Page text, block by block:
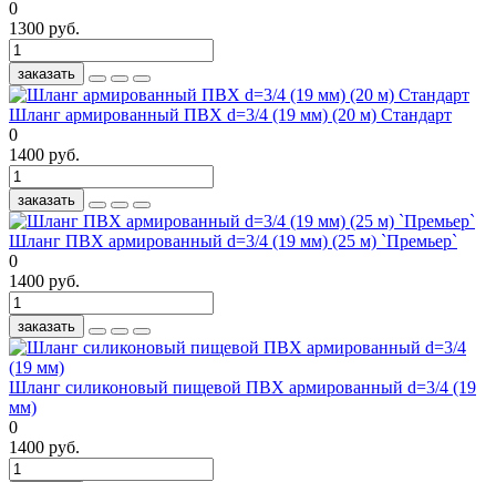
0
1300 руб.
заказать
Шланг армированный ПВХ d=3/4 (19 мм) (20 м) Стандарт
0
1400 руб.
заказать
Шланг ПВХ армированный d=3/4 (19 мм) (25 м) `Премьер`
0
1400 руб.
заказать
Шланг силиконовый пищевой ПВХ армированный d=3/4 (19
мм)
0
1400 руб.